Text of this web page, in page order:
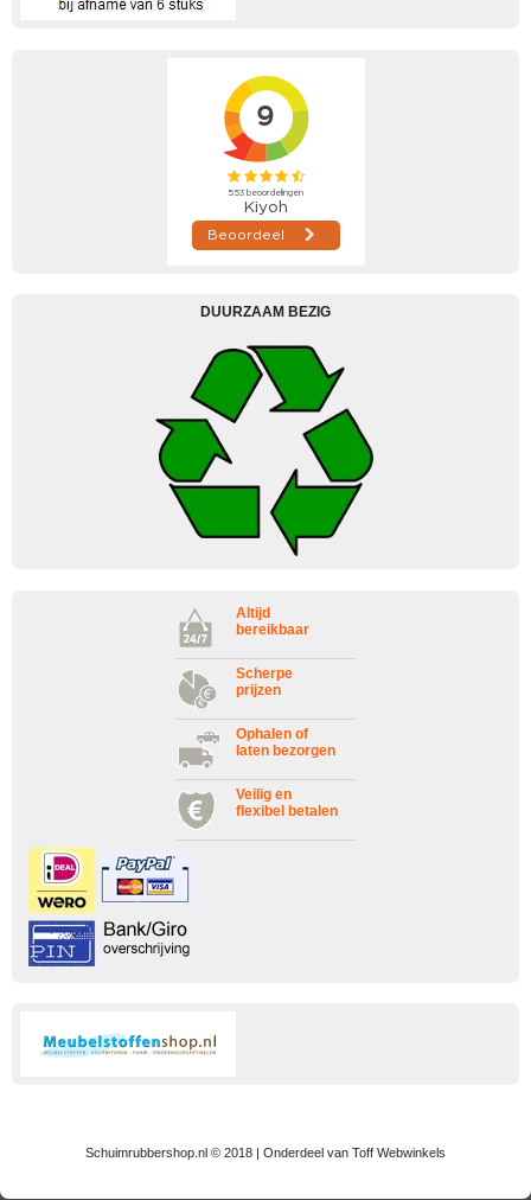
DUURZAAM BEZIG
Altijd
bereikbaar
Scherpe
prijzen
Ophalen of
laten bezorgen
Veilig en
flexibel betalen
Schuimrubbershop.nl © 2018 | Onderdeel van Toff Webwinkels